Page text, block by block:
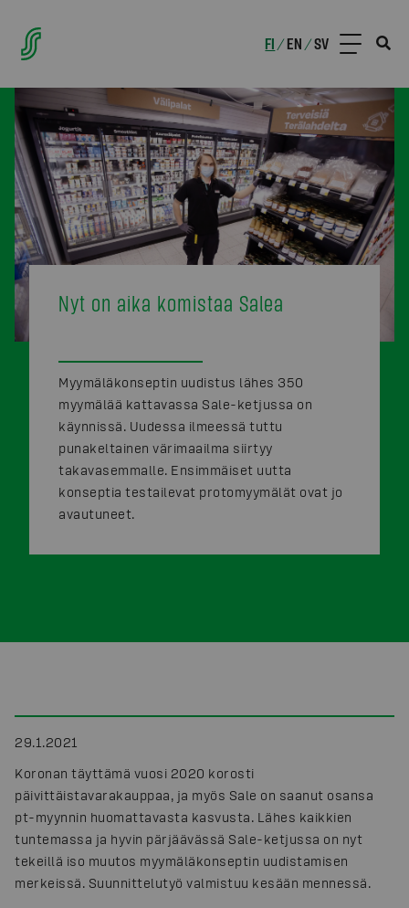
FI /EN /SV
Nyt on aika komistaa Salea
Myymäläkonseptin uudistus lähes 350
myymälää kattavassa Sale-ketjussa on
käynnissä. Uudessa ilmeessä tuttu
punakeltainen värimaailma siirtyy
takavasemmalle. Ensimmäiset uutta
konseptia testailevat protomyymälät ovat jo
avautuneet.
29.1.2021
Koronan täyttämä vuosi 2020 korosti
päivittäistavarakauppaa, ja myös Sale on saanut osansa
pt-myynnin huomattavasta kasvusta. Lähes kaikkien
tuntemassa ja hyvin pärjäävässä Sale-ketjussa on nyt
tekeillä iso muutos myymäläkonseptin uudistamisen
merkeissä. Suunnittelutyö valmistuu kesään mennessä.